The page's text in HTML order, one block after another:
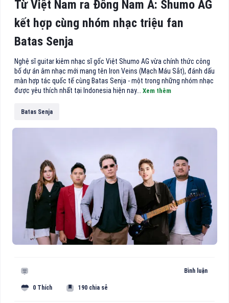
Từ Việt Nam ra Đông Nam Á: Shumo AG
kết hợp cùng nhóm nhạc triệu fan
Batas Senja
Nghệ sĩ guitar kiêm nhạc sĩ gốc Việt Shumo AG vừa chính thức công
bố dự án âm nhạc mới mang tên Iron Veins (Mạch Máu Sắt), đánh dấu
màn hợp tác quốc tế cùng Batas Senja - một trong những nhóm nhạc
được yêu thích nhất tại Indonesia hiện nay... Xem thêm
Batas Senja
Bình luận
0 Thích 190 chia sẻ